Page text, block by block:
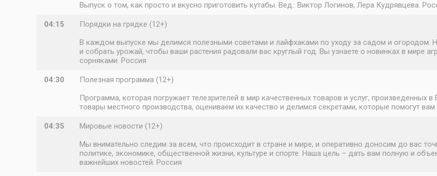
Выпуск о том, как просто и вкусно приготовить кутабы. Вед.: Виктор Логинов, Лера Кудрявцева.
04:15
Порядки на грядке (12+)
В каждом выпуске мы делимся полезными советами и лайфхаками по уходу за садом и огородом.
и собрать урожай, чтобы ваши растения радовали вас круглый год. Вы узнаете о новинках в мире
сорняками. Россия
04:30
Полезная программа (12+)
Программа, которая погружает телезрителей в мир качественных товаров и услуг,
товары местного производства, оцениваем их качество и делимся секретами, которые помогут
04:35
Мировые новости (12+)
Мы внимательно следим за всем, что происходит в стране и мире, и оперативно доносим до вас
политике, экономике, общественной жизни, культуре и спорте. Наша цель – дать вам полную и
важнейших новостей. Россия